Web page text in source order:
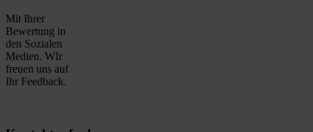
Mit Ihrer
Bewertung in
den Sozialen
Medien. WIr
freuen uns auf
Ihr Feedback.